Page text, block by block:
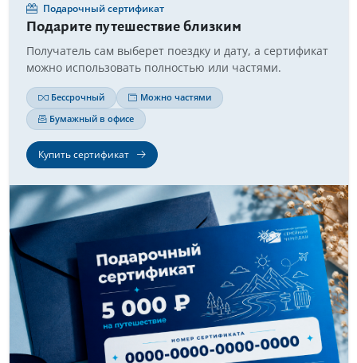
Подарочный сертификат
Подарите путешествие близким
Получатель сам выберет поездку и дату, а сертификат
можно использовать полностью или частями.
Бессрочный
Можно частями
Бумажный в офисе
Купить сертификат